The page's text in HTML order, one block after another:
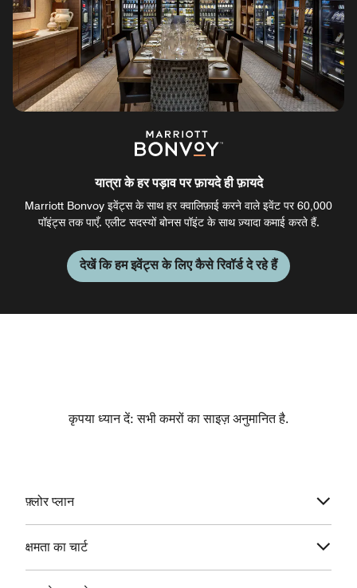
यात्रा के हर पड़ाव पर फ़ायदे ही फ़ायदे
Marriott Bonvoy इवेंट्स के साथ हर क्वालिफ़ाई करने वाले इवेंट पर 60,000
पॉइंट्स तक पाएँ. एलीट सदस्यों बोनस पॉइंट के साथ ज़्यादा कमाई करते हैं.
देखें कि हम इवेंट्स के लिए कैसे रिवॉर्ड दे रहे हैं
कृपया ध्यान दें: सभी कमरों का साइज़ अनुमानित है.
फ़्लोर प्लान
क्षमता का चार्ट